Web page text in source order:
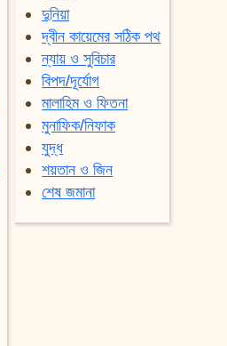
দুনিয়া
দ্বীন কায়েমের সঠিক পথ
ন্যায় ও সুবিচার
বিপদ/দূর্যোগ
মালাহিম ও ফিতনা
মুনাফিক/নিফাক
যুদ্ধ
শয়তান ও জিন
শেষ জমানা